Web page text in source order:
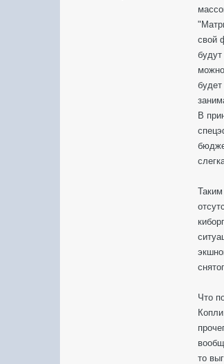
свой
В
Что
то